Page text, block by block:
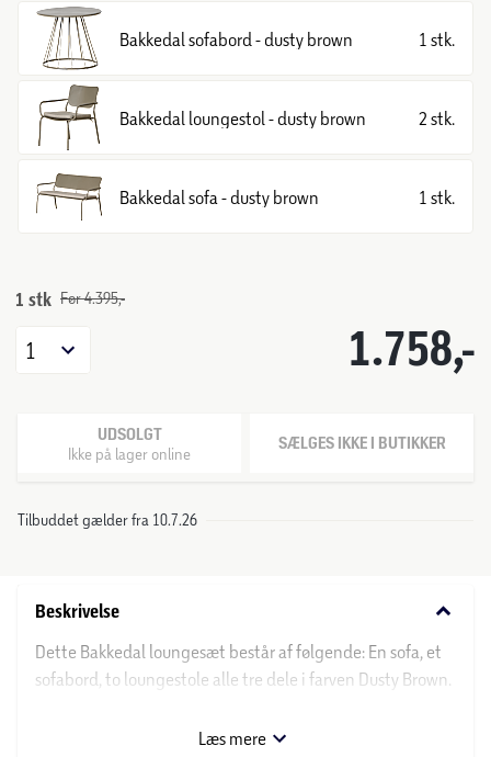
Bakkedal sofabord - dusty brown 1 stk.
Bakkedal loungestol - dusty brown 2 stk.
Bakkedal sofa - dusty brown 1 stk.
1 stk Før 4.395,-
1.758,-
1
UDSOLGT
Ikke på lager online SÆLGES IKKE I BUTIKKER
Tilbuddet gælder fra 10.7.26
Beskrivelse keyboard_arrow_down
Dette Bakkedal loungesæt består af følgende: En sofa, et
sofabord, to loungestole alle tre dele i farven Dusty Brown.
Læs mere